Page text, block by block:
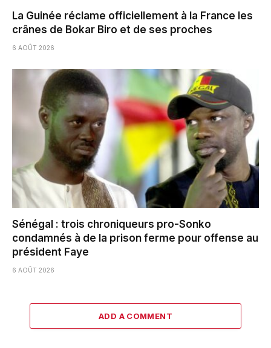
La Guinée réclame officiellement à la France les
crânes de Bokar Biro et de ses proches
6 AOÛT 2026
Sénégal : trois chroniqueurs pro-Sonko
condamnés à de la prison ferme pour offense au
président Faye
6 AOÛT 2026
ADD A COMMENT